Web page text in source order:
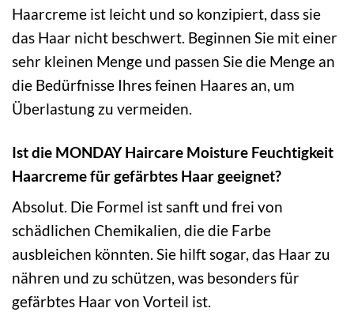
Haarcreme ist leicht und so konzipiert, dass sie
das Haar nicht beschwert. Beginnen Sie mit einer
sehr kleinen Menge und passen Sie die Menge an
die Bedürfnisse Ihres feinen Haares an, um
Überlastung zu vermeiden.
Ist die MONDAY Haircare Moisture Feuchtigkeit
Haarcreme für gefärbtes Haar geeignet?
Absolut. Die Formel ist sanft und frei von
schädlichen Chemikalien, die die Farbe
ausbleichen könnten. Sie hilft sogar, das Haar zu
nähren und zu schützen, was besonders für
gefärbtes Haar von Vorteil ist.